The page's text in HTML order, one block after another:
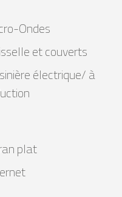
Ondes
et couverts
électrique/ à
plat